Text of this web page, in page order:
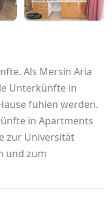
Als Mersin Aria
Unterkünfte in
fühlen werden.
in Apartments
zur Universität
und zum